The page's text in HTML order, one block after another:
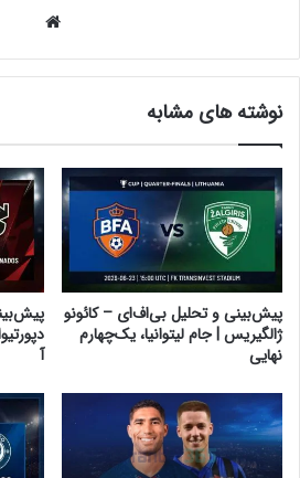
نوشته های مشابه
پیش‌بینی و تحلیل بی‌اف‌ای – کائونو
ژالگیریس | جام لیتوانیا، یک‌چهارم
نهایی
آ